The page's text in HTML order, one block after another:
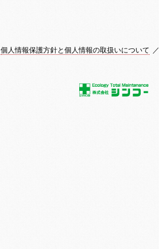
個人情報保護方針と個人情報の取扱いについて ／